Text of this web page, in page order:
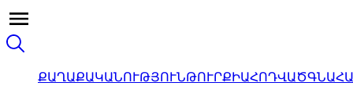
ՔԱՂԱՔԱԿԱՆՈՒԹՅՈՒՆԹՈՒՐՔԻԱՀՈԴՎԱԾ